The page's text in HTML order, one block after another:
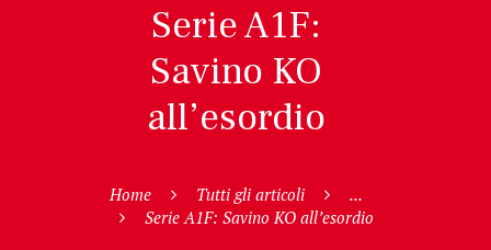
Serie A1F:
Savino KO
all’esordio
Home Tutti gli articoli
...
Serie A1F: Savino KO all’esordio